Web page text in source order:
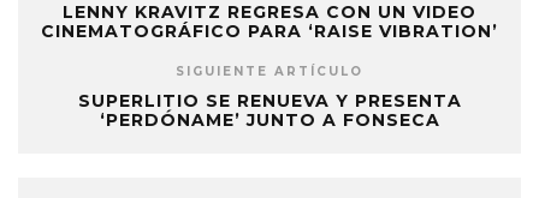
LENNY KRAVITZ REGRESA CON UN VIDEO
CINEMATOGRÁFICO PARA ‘RAISE VIBRATION’
SIGUIENTE ARTÍCULO
SUPERLITIO SE RENUEVA Y PRESENTA
‘PERDÓNAME’ JUNTO A FONSECA